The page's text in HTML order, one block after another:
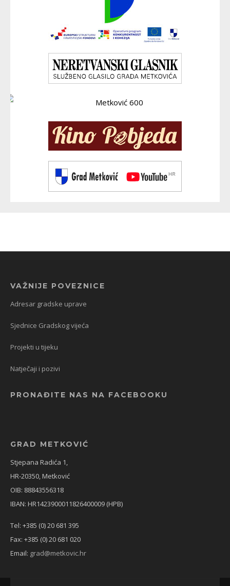
VAŽNIJE POVEZNICE
Adresar gradske uprave
Sjednice Gradskog vijeća
Projekti u tijeku
Natječaji i pozivi
PRONAĐITE NAS NA FACEBOOKU
GRAD METKOVIĆ
Stjepana Radića 1,
HR-20350, Metković
OIB: 88843556318
IBAN: HR1423900011826400009 (HPB)
Tel: +385 (0) 20 681 395
Fax: +385 (0) 20 681 020
Email: grad@metkovic.hr